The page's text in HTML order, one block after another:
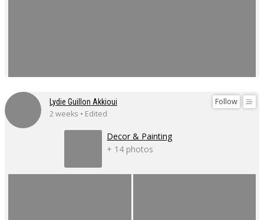
Follow
Lydie Guillon Akkioui
2 weeks • Edited
Decor & Painting
+ 14 photos